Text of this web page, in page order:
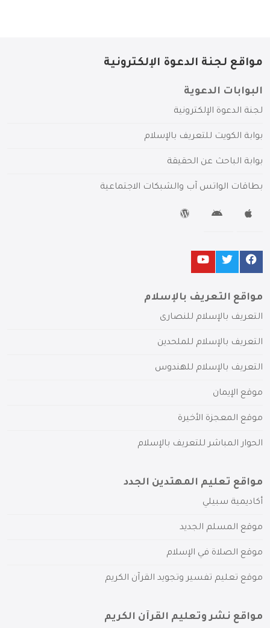
مواقع لجنة الدعوة الإلكترونية
البوابات الدعوية
لجنة الدعوة الإلكترونية
بوابة الكويت للتعريف بالإسلام
بوابة الباحث عن الحقيقة
بطاقات الواتس آب والشبكات الاجتماعية
مواقع التعريف بالإسلام
التعريف بالإسلام للنصارى
التعريف بالإسلام للملحدين
التعريف بالإسلام للهندوس
موقع الإيمان
موقع المعجزة الأخيرة
الحوار المباشر للتعريف بالإسلام
مواقع تعليم المهتدين الجدد
أكاديمية سبيلي
موقع المسلم الجديد
موقع الصلاة في الإسلام
موقع تعليم تفسير وتجويد القرآن الكريم
مواقع نشر وتعليم القرآن الكريم